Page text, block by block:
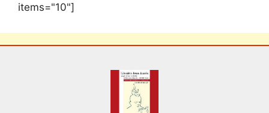
items="10"]